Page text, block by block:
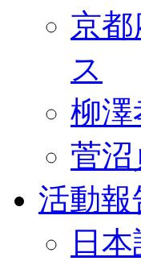
京
ス
柳
菅沼
活動報
日